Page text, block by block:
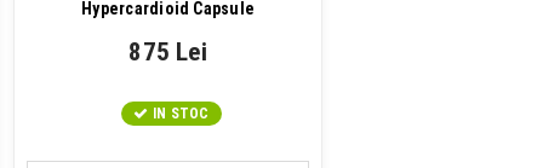
Hypercardioid Capsule
875 Lei
IN STOC